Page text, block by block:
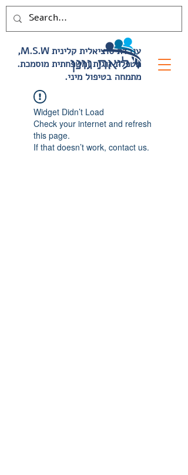
,M.S.W עובדת סוציאלית קלינית
.מטפלת זוגית ומשפחתית מוסמכת
.מתמחה בטיפול מיני
Widget Didn’t Load
Check your internet and refresh
this page.
If that doesn’t work, contact us.